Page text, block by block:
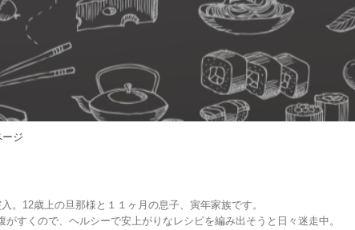
ジ
。12歳上の旦那様と１１ヶ月の息子、寅年家族です。
すくので、ヘルシーで安上がりなレシピを編み出そうと日々迷走中。